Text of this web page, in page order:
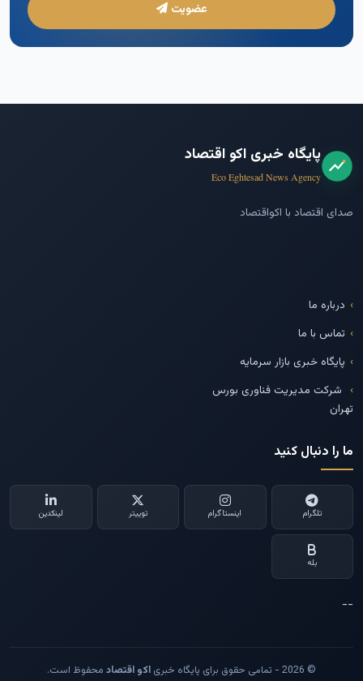
عضویت
پایگاه خبری اکو اقتصاد
Eco Eghtesad News Agency
صدای اقتصاد با اکواقتصاد
درباره ما
تماس با ما
پایگاه خبری بازار سرمایه
شرکت مدیریت فناوری بورس
تهران
ما را دنبال کنید
تلگرام اینستاگرام توییتر لینکدین
بله
--
© 2026 - تمامی حقوق برای پایگاه خبری اکو اقتصاد محفوظ است.